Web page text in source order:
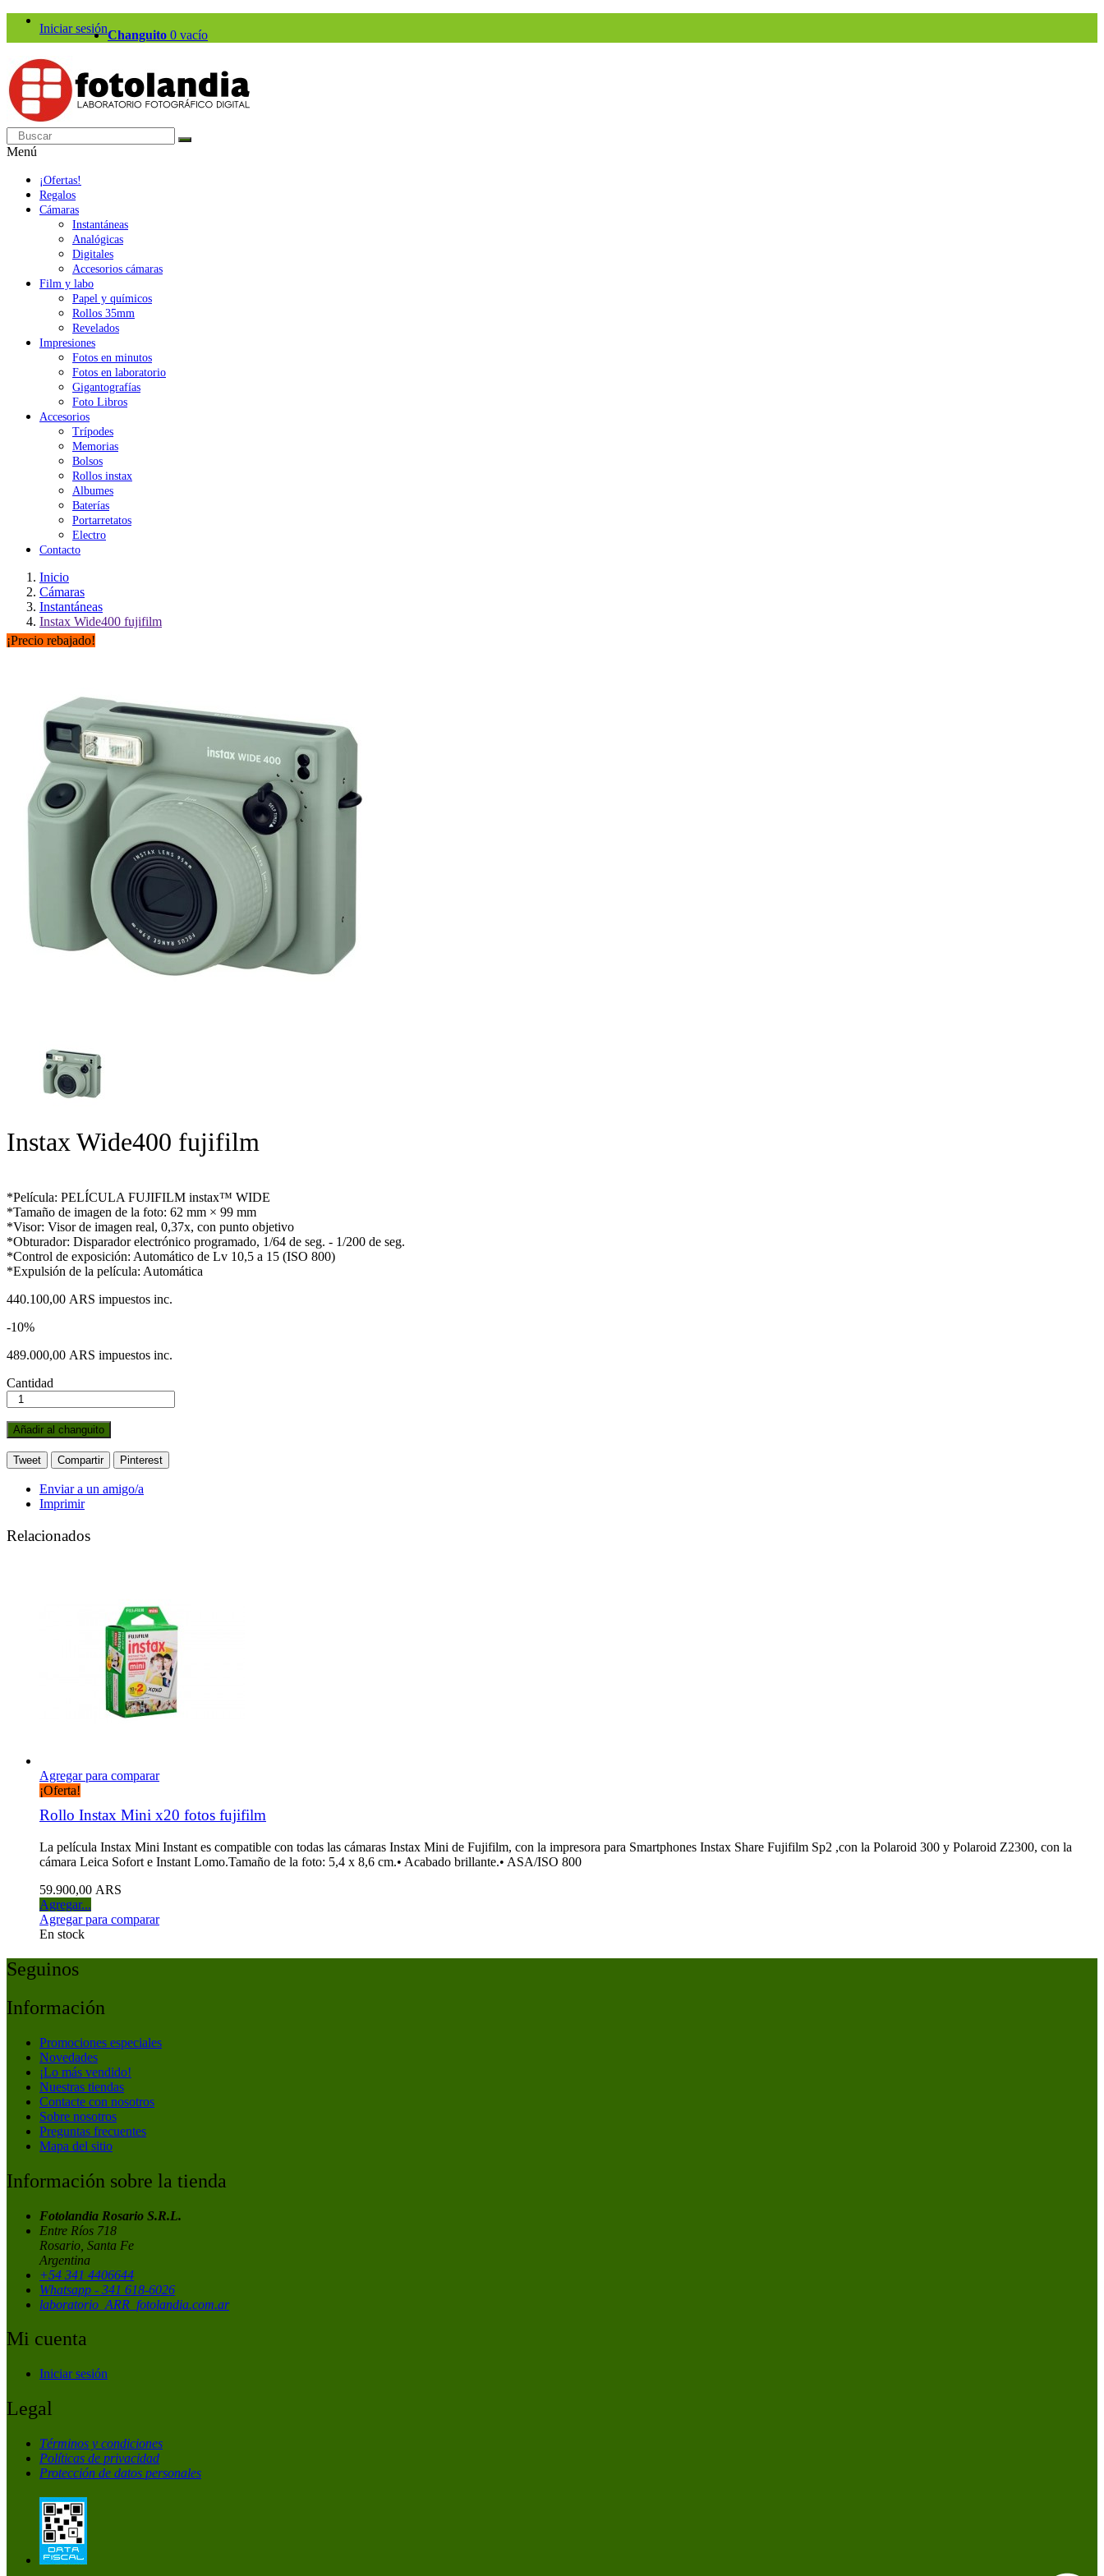
Iniciar sesiónChanguito 0 vacío
Menú
¡Ofertas!
Regalos
Cámaras
Instantáneas
Analógicas
Digitales
Accesorios cámaras
Film y labo
Papel y químicos
Rollos 35mm
Revelados
Impresiones
Fotos en minutos
Fotos en laboratorio
Gigantografías
Foto Libros
Accesorios
Trípodes
Memorias
Bolsos
Rollos instax
Albumes
Baterías
Portarretatos
Electro
Contacto
Inicio
Cámaras
Instantáneas
Instax Wide400 fujifilm
¡Precio rebajado!
Instax Wide400 fujifilm
*Película: PELÍCULA FUJIFILM instax™ WIDE
*Tamaño de imagen de la foto: 62 mm × 99 mm
*Visor: Visor de imagen real, 0,37x, con punto objetivo
*Obturador: Disparador electrónico programado, 1/64 de seg. - 1/200 de seg.
*Control de exposición: Automático de Lv 10,5 a 15 (ISO 800)
*Expulsión de la película: Automática
440.100,00 ARS impuestos inc.
-10%
489.000,00 ARS impuestos inc.
Cantidad
Añadir al changuito
Tweet Compartir Pinterest
Enviar a un amigo/a
Imprimir
Relacionados
Agregar para comparar
¡Oferta!
Rollo Instax Mini x20 fotos fujifilm
La película Instax Mini Instant es compatible con todas las cámaras Instax Mini de Fujifilm, con la impresora para Smartphones Instax Share Fujifilm Sp2 ,con la Polaroid 300 y Polaroid Z2300, con la
cámara Leica Sofort e Instant Lomo.Tamaño de la foto: 5,4 x 8,6 cm.• Acabado brillante.• ASA/ISO 800
59.900,00 ARS
Agregar...
Agregar para comparar
En stock
Seguinos
Información
Promociones especiales
Novedades
¡Lo más vendido!
Nuestras tiendas
Contacte con nosotros
Sobre nosotros
Preguntas frecuentes
Mapa del sitio
Información sobre la tienda
Fotolandia Rosario S.R.L.
Entre Ríos 718
Rosario, Santa Fe
Argentina
+54 341 4406644
Whatsapp - 341 618-6026
laboratorio_ARR_fotolandia.com.ar
Mi cuenta
Iniciar sesión
Legal
Términos y condiciones
Políticas de privacidad
Protección de datos personales